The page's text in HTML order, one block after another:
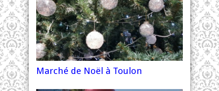
Marché de Noël à Toulon